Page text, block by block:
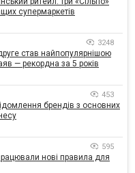
супермаркетів
3248
став найпопулярнішою
— рекордна за 5 років
453
брендів з основних
595
нові правила для